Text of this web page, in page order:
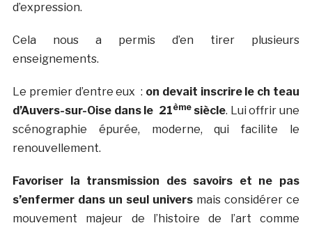
d’expression.
Cela nous a permis d’en tirer plusieurs
enseignements.
Le premier d’entre eux : on devait inscrire le ch teau
d’Auvers-sur-Oise dans le 21èmesiècle. Lui offrir une
scénographie épurée, moderne, qui facilite le
renouvellement.
Favoriser la transmission des savoirs et ne pas
s’enfermer dans un seul univers mais considérer ce
mouvement majeur de l’histoire de l’art comme